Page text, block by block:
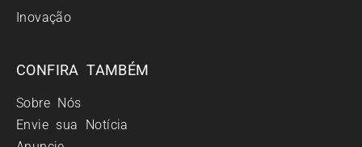
Inovação
CONFIRA TAMBÉM
Sobre Nós
Envie sua Notícia